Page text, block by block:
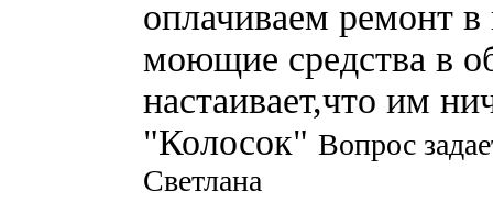
оплачиваем ремонт
моющие средства в
настаивает,что им
"Колосок" Вопрос
Светлана